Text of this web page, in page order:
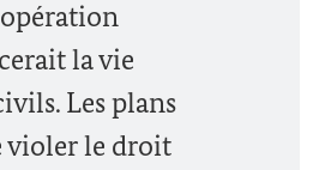
la vie
Les plans
violer le droit